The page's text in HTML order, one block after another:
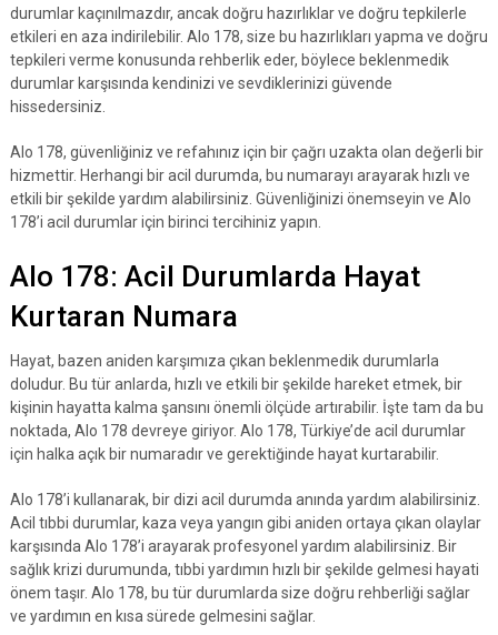
durumlar kaçınılmazdır, ancak doğru hazırlıklar ve doğru tepkilerle
etkileri en aza indirilebilir. Alo 178, size bu hazırlıkları yapma ve doğru
tepkileri verme konusunda rehberlik eder, böylece beklenmedik
durumlar karşısında kendinizi ve sevdiklerinizi güvende
hissedersiniz.
Alo 178, güvenliğiniz ve refahınız için bir çağrı uzakta olan değerli bir
hizmettir. Herhangi bir acil durumda, bu numarayı arayarak hızlı ve
etkili bir şekilde yardım alabilirsiniz. Güvenliğinizi önemseyin ve Alo
178’i acil durumlar için birinci tercihiniz yapın.
Alo 178: Acil Durumlarda Hayat
Kurtaran Numara
Hayat, bazen aniden karşımıza çıkan beklenmedik durumlarla
doludur. Bu tür anlarda, hızlı ve etkili bir şekilde hareket etmek, bir
kişinin hayatta kalma şansını önemli ölçüde artırabilir. İşte tam da bu
noktada, Alo 178 devreye giriyor. Alo 178, Türkiye’de acil durumlar
için halka açık bir numaradır ve gerektiğinde hayat kurtarabilir.
Alo 178’i kullanarak, bir dizi acil durumda anında yardım alabilirsiniz.
Acil tıbbi durumlar, kaza veya yangın gibi aniden ortaya çıkan olaylar
karşısında Alo 178’i arayarak profesyonel yardım alabilirsiniz. Bir
sağlık krizi durumunda, tıbbi yardımın hızlı bir şekilde gelmesi hayati
önem taşır. Alo 178, bu tür durumlarda size doğru rehberliği sağlar
ve yardımın en kısa sürede gelmesini sağlar.